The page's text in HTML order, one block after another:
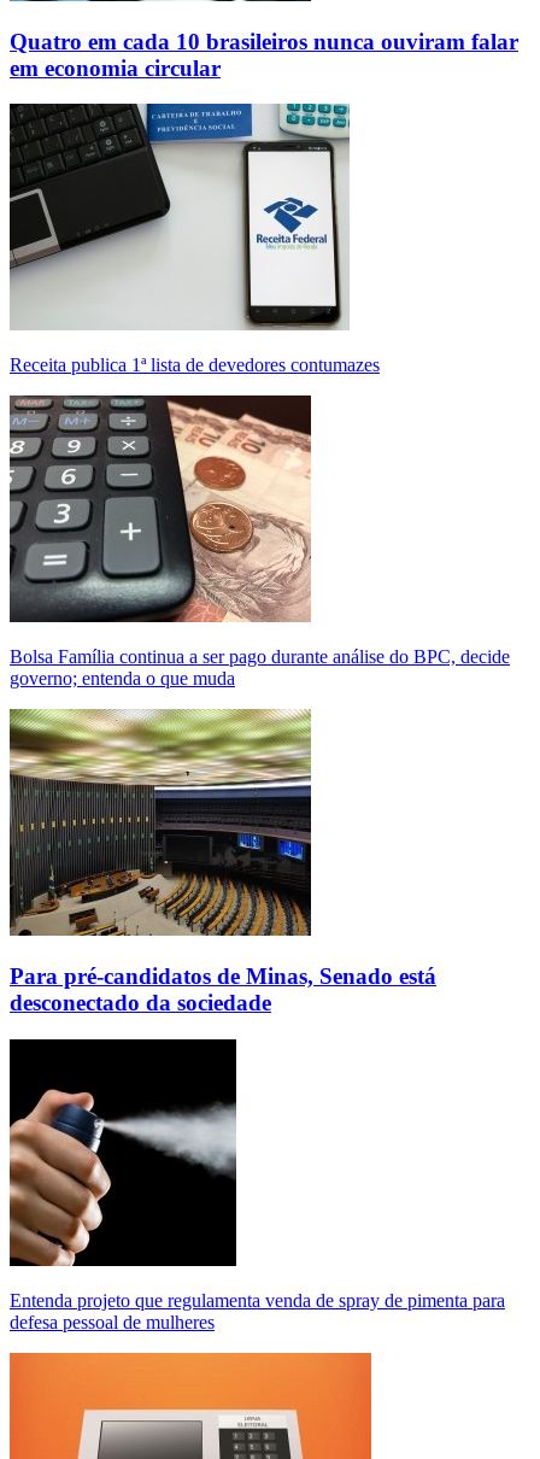
Quatro em cada 10 brasileiros nunca ouviram falar
em economia circular
Receita publica 1ª lista de devedores contumazes
Bolsa Família continua a ser pago durante análise do BPC, decide
governo; entenda o que muda
Para pré-candidatos de Minas, Senado está
desconectado da sociedade
Entenda projeto que regulamenta venda de spray de pimenta para
defesa pessoal de mulheres